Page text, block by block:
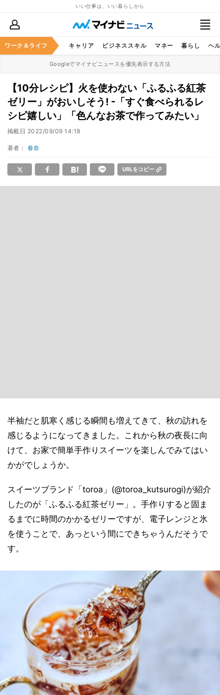
いい仕事は、いい暮らしから
ワーク＆ライフ キャリア ビジネススキル マネー 暮らし ヘ
Googleでマイナビニュースを優先表示する方法
【10分レシピ】火を使わない「ふるふる紅茶
ゼリー」がおいしそう! -「すぐ食べられるレ
シピ嬉しい」「色んなお茶で作ってみたい」
掲載日 2022/09/09 14:18
著者： 春奈
URLをコピー
半袖だと肌寒く感じる瞬間も増えてきて、秋の訪れを
感じるようになってきました。これから秋の夜長に向
けて、お家で簡単手作りスイーツを楽しんでみてはい
かがでしょうか。
スイーツブランド「toroa」(@toroa_kutsurogi)が紹介
したのが「ふるふる紅茶ゼリー」。手作りすると固ま
るまでに時間のかかるゼリーですが、電子レンジと氷
を使うことで、あっという間にできちゃうんだそうで
す。